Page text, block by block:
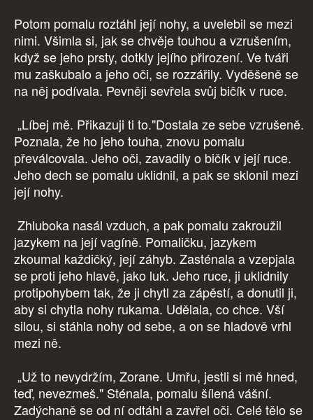
Potom pomalu roztáhl její nohy, a uvelebil se mezi
nimi. Všimla si, jak se chvěje touhou a vzrušením,
když se jeho prsty, dotkly jejího přirození. Ve tváři
mu zaškubalo a jeho oči, se rozzářily. Vyděšeně se
na něj podívala. Pevněji sevřela svůj bičík v ruce.
„Líbej mě. Přikazuji ti to."Dostala ze sebe vzrušeně.
Poznala, že ho jeho touha, znovu pomalu
převálcovala. Jeho oči, zavadily o bičík v její ruce.
Jeho dech se pomalu uklidnil, a pak se sklonil mezi
její nohy.
Zhluboka nasál vzduch, a pak pomalu zakroužil
jazykem na její vagíně. Pomaličku, jazykem
zkoumal každičký, její záhyb. Zasténala a vzepjala
se proti jeho hlavě, jako luk. Jeho ruce, ji uklidnily
protipohybem tak, že ji chytl za zápěstí, a donutil ji,
aby si chytla nohy rukama. Udělala, co chce. Vší
silou, si stáhla nohy od sebe, a on se hladově vrhl
mezi ně.
„Už to nevydržím, Zorane. Umřu, jestli si mě hned,
teď, nevezmeš." Sténala, pomalu šílená vášní.
Zadýchaně se od ní odtáhl a zavřel oči. Celé tělo se